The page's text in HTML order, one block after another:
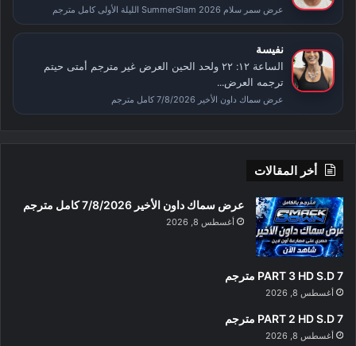
عرض سمر سلام SummerSlam 2026 الليلة الأولى كامل مترجم
نفيسة
الساعة ١٢: ٢٢ ولحد الحين العرض غير مترجم أمتى حيتم
ترجمه العرض...
عرض سماك داون الأخير 7/8/2026 كامل مترجم
أخر المقالات
عرض سماك داون الأخير 7/8/2026 كامل مترجم
أغسطس 8, 2026
PART 3 HD S.D 7 مترجم
أغسطس 8, 2026
PART 2 HD S.D 7 مترجم
أغسطس 8, 2026